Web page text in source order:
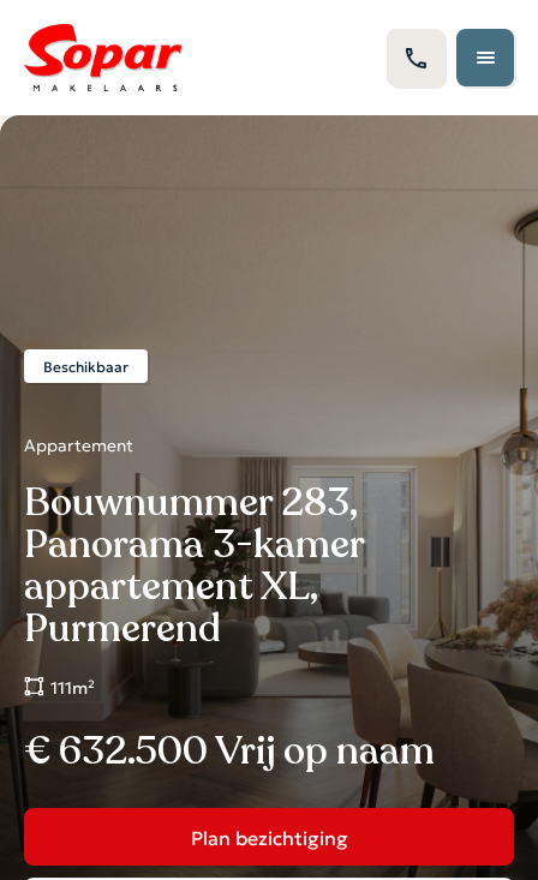
Beschikbaar
Appartement
Bouwnummer 283,
Panorama 3-kamer
appartement XL,
Purmerend
111m²
€ 632.500 Vrij op naam
Plan bezichtiging